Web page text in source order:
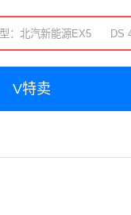
V特卖